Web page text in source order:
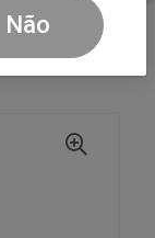
VOLTAR
Não